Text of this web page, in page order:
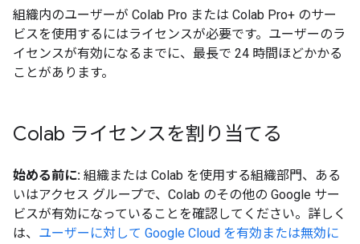
組織内のユーザーが Colab Pro または Colab Pro+ のサー
ビスを使用するにはライセンスが必要です。ユーザーのラ
イセンスが有効になるまでに、最長で 24 時間ほどかかる
ことがあります。
Colab ライセンスを割り当てる
始める前に: 組織または Colab を使用する組織部門、ある
いはアクセス グループで、Colab のその他の Google サー
ビスが有効になっていることを確認してください。詳しく
は、 ユーザーに対して Google Cloud を有効または無効に